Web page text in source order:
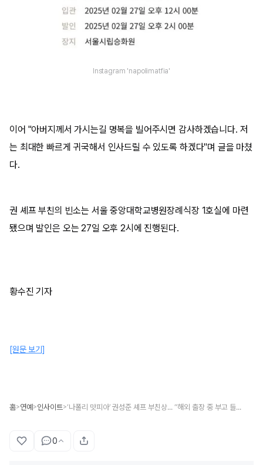
Instagram 'napolimatfia'
이어 "아버지께서 가시는길 명복을 빌어주시면 감사하겠습니다. 저
는 최대한 빠르게 귀국해서 인사드릴 수 있도록 하겠다"며 글을 마쳤
다.
권 셰프 부친의 빈소는 서울 중앙대학교병원장례식장 1호실에 마련
됐으며 발인은 오는 27일 오후 2시에 진행된다.
황수진 기자
[원문 보기]
홈>연예>인사이트> ‘나폴리 맛피아’ 권성준 셰프 부친상... “해외 출장 중 부고 들었다”
0